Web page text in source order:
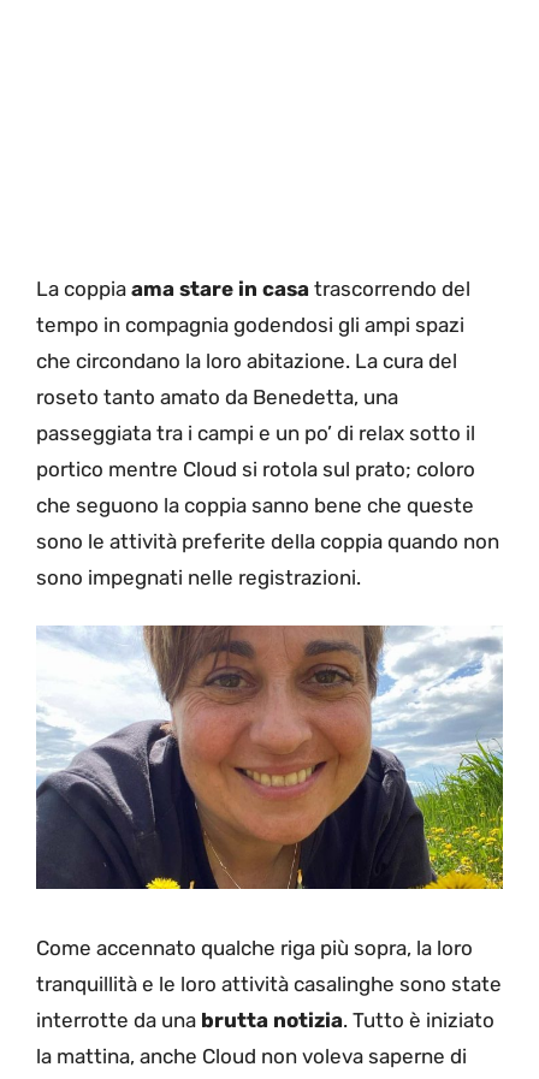
La coppia ama stare in casa trascorrendo del
tempo in compagnia godendosi gli ampi spazi
che circondano la loro abitazione. La cura del
roseto tanto amato da Benedetta, una
passeggiata tra i campi e un po’ di relax sotto il
portico mentre Cloud si rotola sul prato; coloro
che seguono la coppia sanno bene che queste
sono le attività preferite della coppia quando non
sono impegnati nelle registrazioni.
Come accennato qualche riga più sopra, la loro
tranquillità e le loro attività casalinghe sono state
interrotte da una brutta notizia. Tutto è iniziato
la mattina, anche Cloud non voleva saperne di